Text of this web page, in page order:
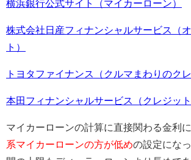
横浜銀行公式サイト（マイカーローン）
株式会社日産フィナンシャルサービス（
ト）
トヨタファイナンス（クルマまわりのクレ
本田フィナンシャルサービス（クレジッ
マイカーローンの計算に直接関わる金利に
系マイカーローンの方が低めの設定にな